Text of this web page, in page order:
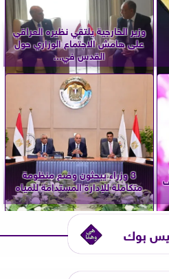
وزير الخارجية يلتقي نظيره العراقي
على هامش الاجتماع الوزاري حول
القدس في...
3 وزراء يبحثون وضع منظومة
متكاملة للإدارة المستدامة للمياه
بوك